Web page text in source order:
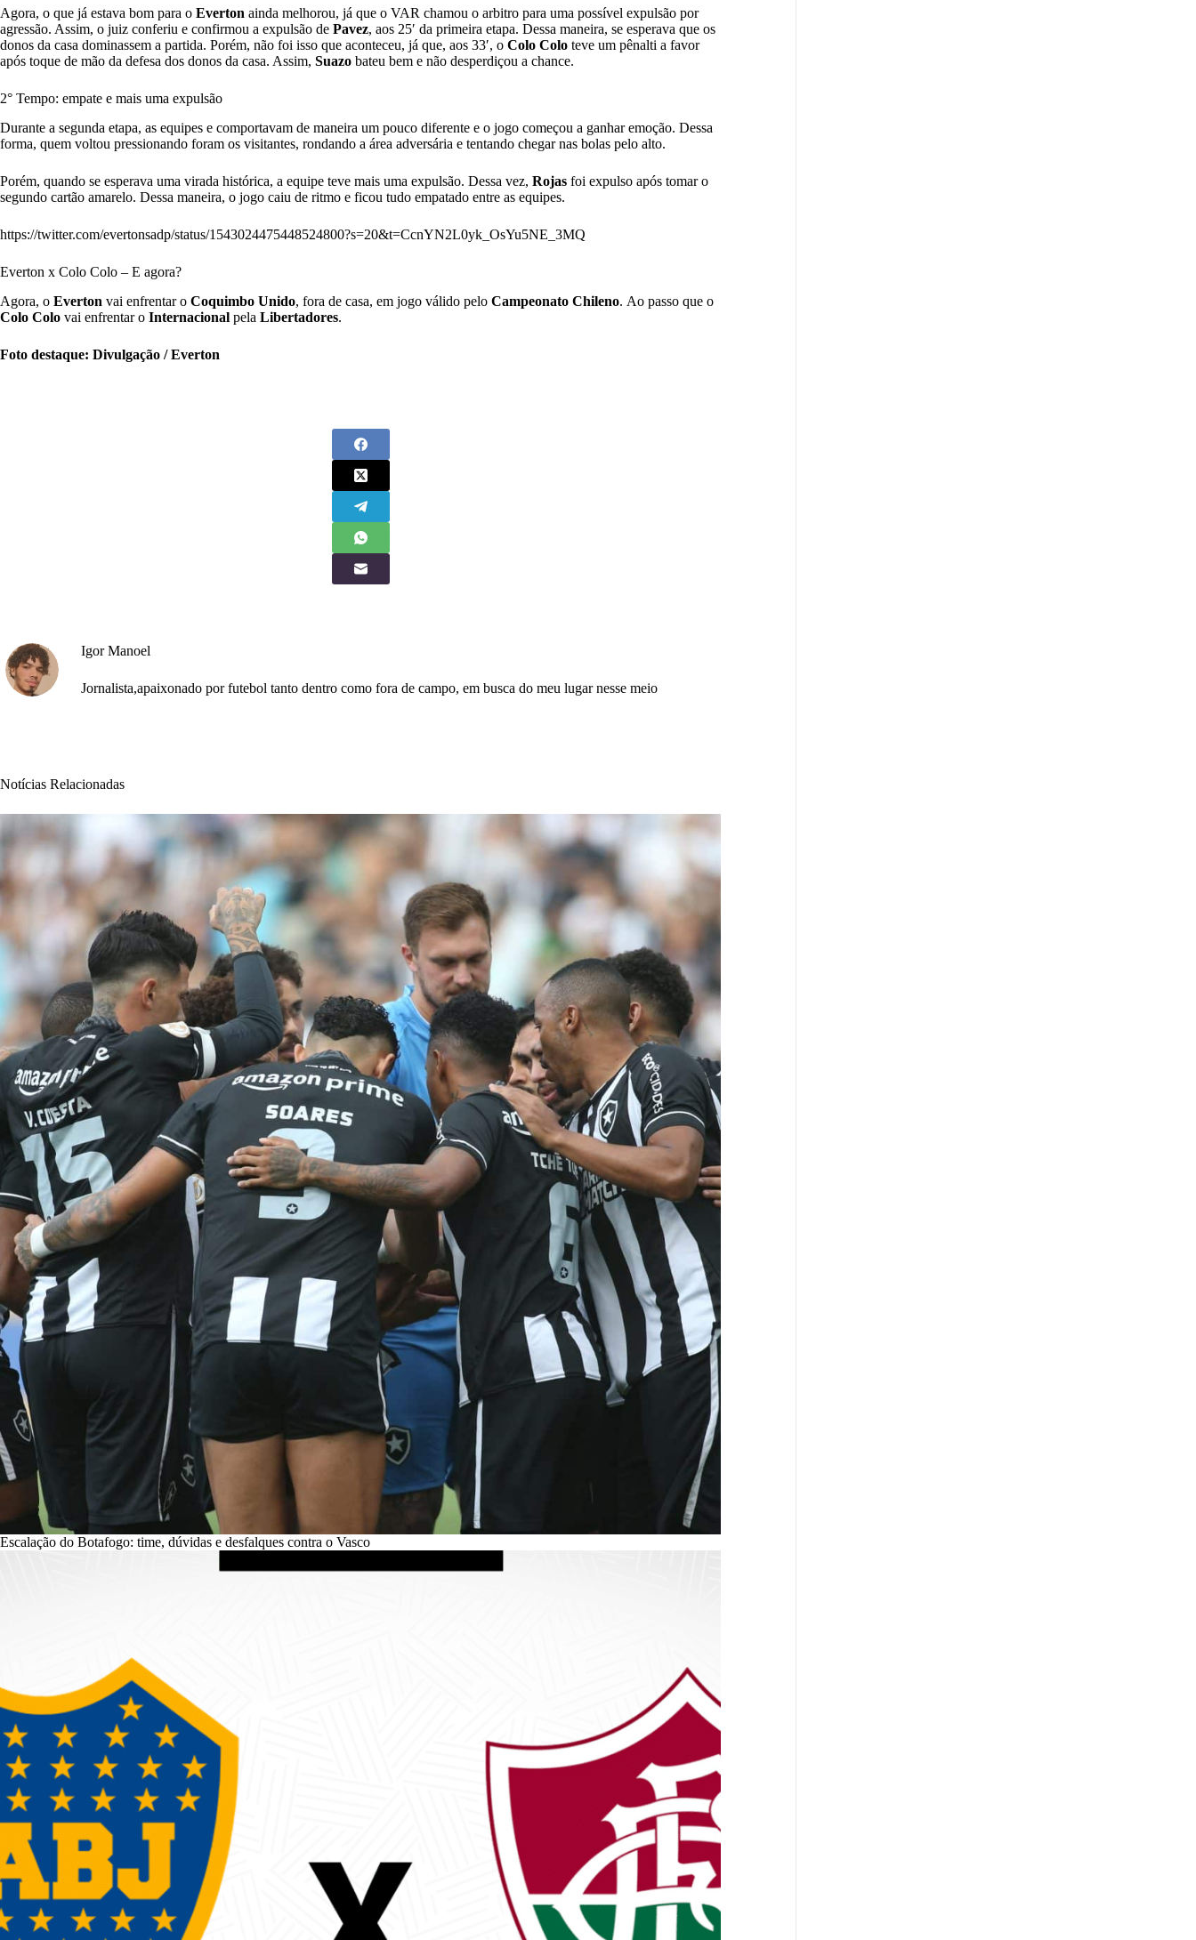
Agora, o que já estava bom para o Everton ainda melhorou, já que o VAR chamou o arbitro para uma possível expulsão por
agressão. Assim, o juiz conferiu e confirmou a expulsão de Pavez, aos 25′ da primeira etapa. Dessa maneira, se esperava que os
donos da casa dominassem a partida. Porém, não foi isso que aconteceu, já que, aos 33′, o Colo Colo teve um pênalti a favor
após toque de mão da defesa dos donos da casa. Assim, Suazo bateu bem e não desperdiçou a chance.
2° Tempo: empate e mais uma expulsão
Durante a segunda etapa, as equipes e comportavam de maneira um pouco diferente e o jogo começou a ganhar emoção. Dessa
forma, quem voltou pressionando foram os visitantes, rondando a área adversária e tentando chegar nas bolas pelo alto.
Porém, quando se esperava uma virada histórica, a equipe teve mais uma expulsão. Dessa vez, Rojas foi expulso após tomar o
segundo cartão amarelo. Dessa maneira, o jogo caiu de ritmo e ficou tudo empatado entre as equipes.
https://twitter.com/evertonsadp/status/1543024475448524800?s=20&t=CcnYN2L0yk_OsYu5NE_3MQ
Everton x Colo Colo – E agora?
Agora, o Everton vai enfrentar o Coquimbo Unido, fora de casa, em jogo válido pelo Campeonato Chileno. Ao passo que o
Colo Colo vai enfrentar o Internacional pela Libertadores.
Foto destaque: Divulgação / Everton
Igor Manoel
Jornalista,apaixonado por futebol tanto dentro como fora de campo, em busca do meu lugar nesse meio
Notícias Relacionadas
Escalação do Botafogo: time, dúvidas e desfalques contra o Vasco